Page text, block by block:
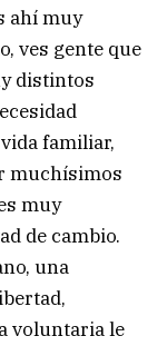
ahí muy
ves gente que
distintos
familiar,
muchísimos
muy
de cambio.
una
voluntaria le